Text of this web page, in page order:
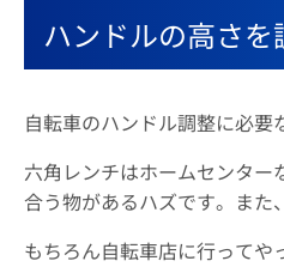
ハンドルの高さ
自転車のハンドル調整に必要
六角レンチはホームセンタ
合う物があるハズです。また
もちろん自転車店に行ってや